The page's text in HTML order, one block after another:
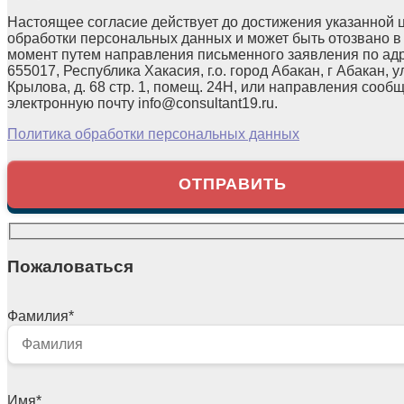
Настоящее согласие действует до достижения указанной
обработки персональных данных и может быть отозвано
момент путем направления письменного заявления по
655017, Республика Хакасия, г.о. город Абакан, г Абакан,
Крылова, д. 68 стр. 1, помещ. 24Н, или направления
электронную почту info@consultant19.ru.
Политика обработки персональных данных
Пожаловаться
Фамилия*
Имя*